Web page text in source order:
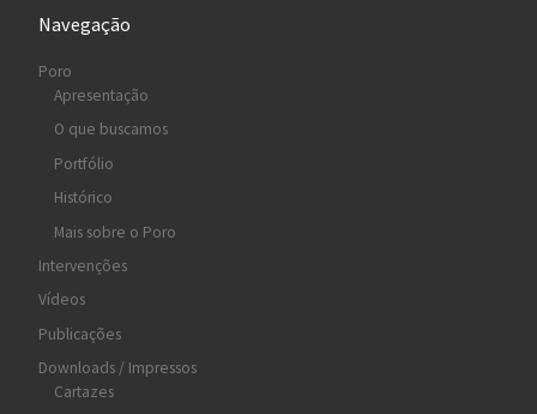
Navegação
Poro
Apresentação
O que buscamos
Portfólio
Histórico
Mais sobre o Poro
Intervenções
Vídeos
Publicações
Downloads / Impressos
Cartazes